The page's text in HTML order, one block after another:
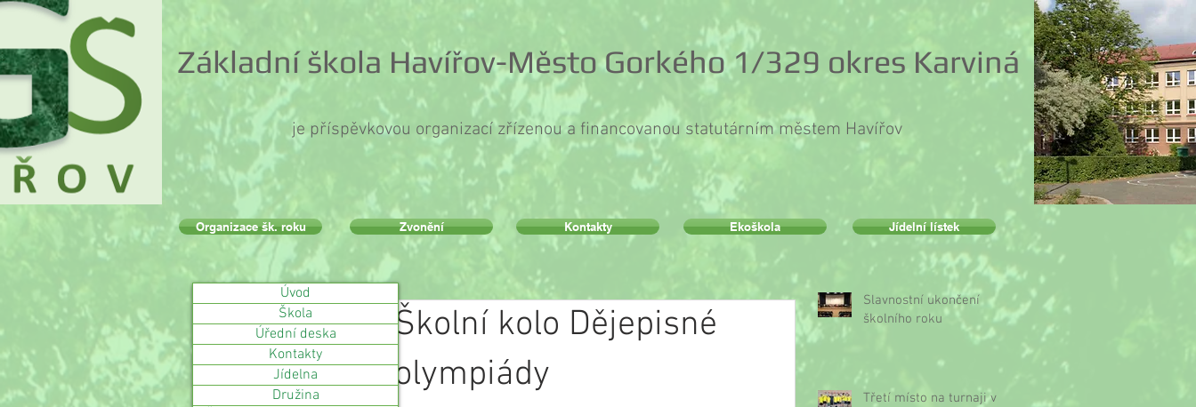
Základní škola Havířov-Město Gorkého 1/329 okres Karviná
je příspěvkovou organizací zřízenou a financovanou statutárním městem Havířov
Školní kolo Dějepisné
olympiády
Slavnostní ukončení
školního roku
Třetí místo na turnaji v
Organizace šk. roku Zvonění Kontakty Ekoškola Jídelní lístek
Úvod
Škola
Úřední deska
Kontakty
Jídelna
Družina